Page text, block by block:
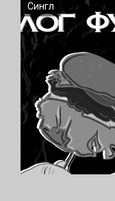
Сингл